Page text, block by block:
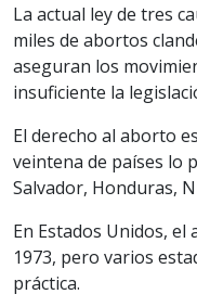
La actual ley de tres
miles de abortos
aseguran los
insuficiente la
El derecho al aborto
veintena de países lo
Salvador, Honduras,
En Estados Unidos,
1973, pero varios
práctica.